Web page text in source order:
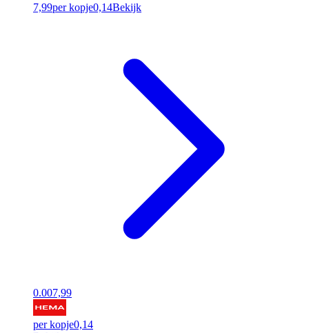
7,99per kopje0,14Bekijk
0.007,99
per kopje0,14